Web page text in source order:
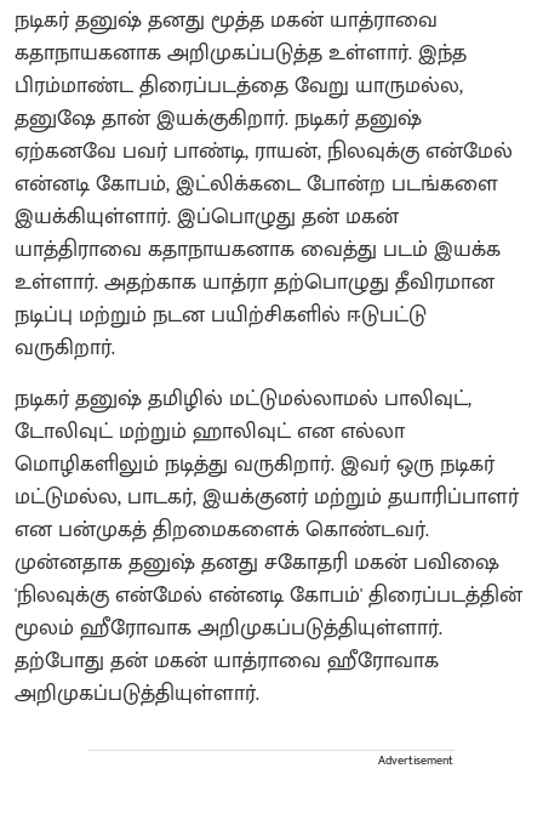
நடிகர் தனுஷ் தனது மூத்த மகன் யாத்ராவை
கதாநாயகனாக அறிமுகப்படுத்த உள்ளார். இந்த
பிரம்மாண்ட திரைப்படத்தை வேறு யாருமல்ல,
தனுஷே தான் இயக்குகிறார். நடிகர் தனுஷ்
ஏற்கனவே பவர் பாண்டி, ராயன், நிலவுக்கு என்மேல்
என்னடி கோபம், இட்லிக்கடை போன்ற படங்களை
இயக்கியுள்ளார். இப்பொழுது தன் மகன்
யாத்திராவை கதாநாயகனாக வைத்து படம் இயக்க
உள்ளார். அதற்காக யாத்ரா தற்பொழுது தீவிரமான
நடிப்பு மற்றும் நடன பயிற்சிகளில் ஈடுபட்டு
வருகிறார்.
நடிகர் தனுஷ் தமிழில் மட்டுமல்லாமல் பாலிவுட்,
டோலிவுட் மற்றும் ஹாலிவுட் என எல்லா
மொழிகளிலும் நடித்து வருகிறார். இவர் ஒரு நடிகர்
மட்டுமல்ல, பாடகர், இயக்குனர் மற்றும் தயாரிப்பாளர்
என பன்முகத் திறமைகளைக் கொண்டவர்.
முன்னதாக தனுஷ் தனது சகோதரி மகன் பவிஷை
'நிலவுக்கு என்மேல் என்னடி கோபம்' திரைப்படத்தின்
மூலம் ஹீரோவாக அறிமுகப்படுத்தியுள்ளார்.
தற்போது தன் மகன் யாத்ராவை ஹீரோவாக
அறிமுகப்படுத்தியுள்ளார்.
Advertisement